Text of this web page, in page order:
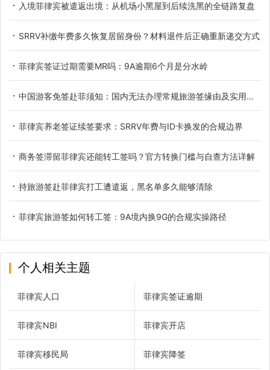
入境菲律宾被遣返出境：从机场小黑屋到后续洗黑的全链路复盘
SRRV补缴年费多久恢复居留身份？材料退件后正确重新递交方式
菲律宾签证过期需要MR吗：9A逾期6个月是分水岭
中国游客免签赴菲须知：国内无法办理常规旅游签缘由及实用替代方案
菲律宾养老签证续签要求：SRRV年费与ID卡换发的合规边界
商务签滞留菲律宾还能转工签吗？官方转换门槛与自查方法详解
持旅游签赴菲律宾打工遭遣返，黑名单多久能够清除
菲律宾旅游签如何转工签：9A境内换9G的合规实操路径
个人相关主题
菲律宾人口 菲律宾签证逾期
菲律宾NBI 菲律宾开店
菲律宾移民局 菲律宾降签